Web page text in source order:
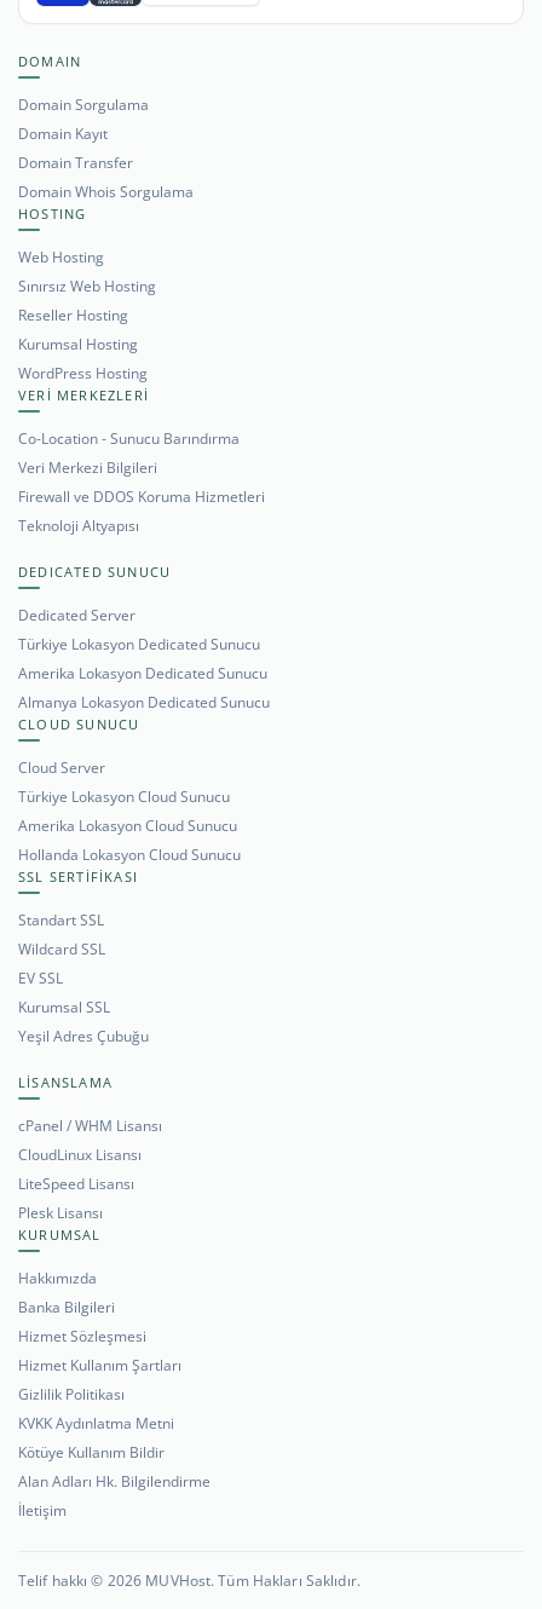
DOMAIN
Domain Sorgulama
Domain Kayıt
Domain Transfer
Domain Whois Sorgulama
HOSTING
Web Hosting
Sınırsız Web Hosting
Reseller Hosting
Kurumsal Hosting
WordPress Hosting
VERİ MERKEZLERİ
Co-Location - Sunucu Barındırma
Veri Merkezi Bilgileri
Firewall ve DDOS Koruma Hizmetleri
Teknoloji Altyapısı
DEDICATED SUNUCU
Dedicated Server
Türkiye Lokasyon Dedicated Sunucu
Amerika Lokasyon Dedicated Sunucu
Almanya Lokasyon Dedicated Sunucu
CLOUD SUNUCU
Cloud Server
Türkiye Lokasyon Cloud Sunucu
Amerika Lokasyon Cloud Sunucu
Hollanda Lokasyon Cloud Sunucu
SSL SERTİFİKASI
Standart SSL
Wildcard SSL
EV SSL
Kurumsal SSL
Yeşil Adres Çubuğu
LİSANSLAMA
cPanel / WHM Lisansı
CloudLinux Lisansı
LiteSpeed Lisansı
Plesk Lisansı
KURUMSAL
Hakkımızda
Banka Bilgileri
Hizmet Sözleşmesi
Hizmet Kullanım Şartları
Gizlilik Politikası
KVKK Aydınlatma Metni
Kötüye Kullanım Bildir
Alan Adları Hk. Bilgilendirme
İletişim
Telif hakkı © 2026 MUVHost. Tüm Hakları Saklıdır.